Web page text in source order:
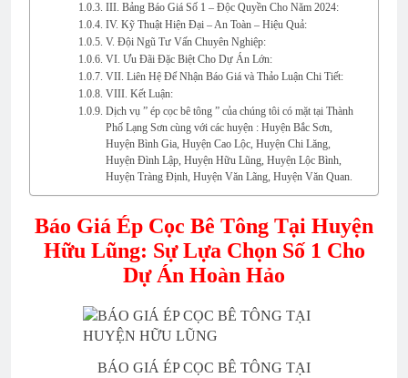
III. Bảng Báo Giá Số 1 – Độc Quyền Cho Năm 2024:
IV. Kỹ Thuật Hiện Đại – An Toàn – Hiệu Quả:
V. Đội Ngũ Tư Vấn Chuyên Nghiệp:
VI. Ưu Đãi Đặc Biệt Cho Dự Án Lớn:
VII. Liên Hệ Để Nhận Báo Giá và Thảo Luận Chi Tiết:
VIII. Kết Luận:
Dịch vụ ” ép cọc bê tông ” của chúng tôi có mặt tại Thành
Phố Lạng Sơn cùng với các huyện : Huyện Bắc Sơn,
Huyện Bình Gia, Huyện Cao Lộc, Huyện Chi Lăng,
Huyện Đình Lập, Huyện Hữu Lũng, Huyện Lộc Bình,
Huyện Tràng Định, Huyện Văn Lãng, Huyện Văn Quan.
Báo Giá Ép Cọc Bê Tông Tại Huyện
Hữu Lũng: Sự Lựa Chọn Số 1 Cho
Dự Án Hoàn Hảo
BÁO GIÁ ÉP CỌC BÊ TÔNG TẠI